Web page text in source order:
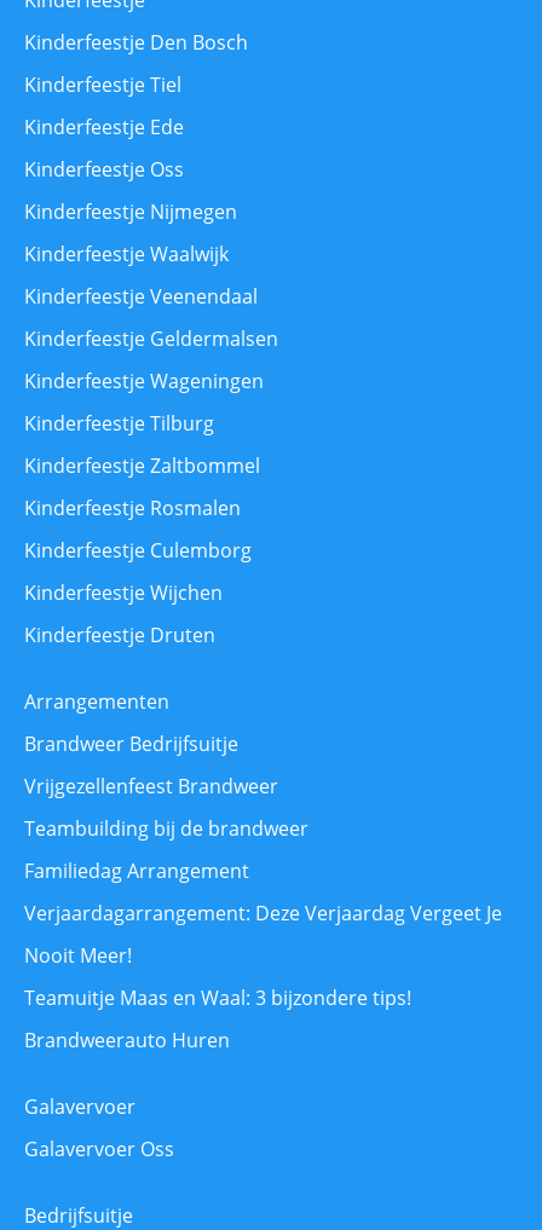
Kinderfeestje Den Bosch
Kinderfeestje Tiel
Kinderfeestje Ede
Kinderfeestje Oss
Kinderfeestje Nijmegen
Kinderfeestje Waalwijk
Kinderfeestje Veenendaal
Kinderfeestje Geldermalsen
Kinderfeestje Wageningen
Kinderfeestje Tilburg
Kinderfeestje Zaltbommel
Kinderfeestje Rosmalen
Kinderfeestje Culemborg
Kinderfeestje Wijchen
Kinderfeestje Druten
Arrangementen
Brandweer Bedrijfsuitje
Vrijgezellenfeest Brandweer
Teambuilding bij de brandweer
Familiedag Arrangement
Verjaardagarrangement: Deze Verjaardag Vergeet Je
Nooit Meer!
Teamuitje Maas en Waal: 3 bijzondere tips!
Brandweerauto Huren
Galavervoer
Galavervoer Oss
Bedrijfsuitje